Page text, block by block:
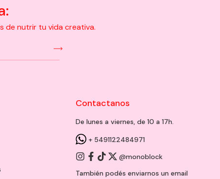
de nutrir tu vida creativa.
Contactanos
De lunes a viernes, de 10 a 17h.
+ 5491122484971
@monoblock
También podés enviarnos un email